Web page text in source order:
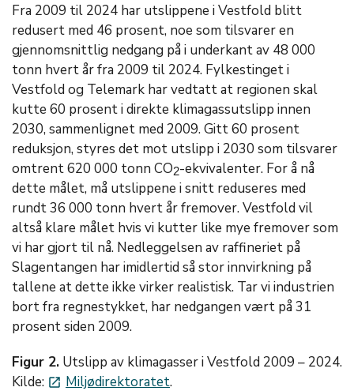
Fra 2009 til 2024 har utslippene i Vestfold blitt
redusert med 46 prosent, noe som tilsvarer en
gjennomsnittlig nedgang på i underkant av 48 000
tonn hvert år fra 2009 til 2024. Fylkestinget i
Vestfold og Telemark har vedtatt at regionen skal
kutte 60 prosent i direkte klimagassutslipp innen
2030, sammenlignet med 2009. Gitt 60 prosent
reduksjon, styres det mot utslipp i 2030 som tilsvarer
omtrent 620 000 tonn CO2-ekvivalenter. For å nå
dette målet, må utslippene i snitt reduseres med
rundt 36 000 tonn hvert år fremover. Vestfold vil
altså klare målet hvis vi kutter like mye fremover som
vi har gjort til nå. Nedleggelsen av raffineriet på
Slagentangen har imidlertid så stor innvirkning på
tallene at dette ikke virker realistisk. Tar vi industrien
bort fra regnestykket, har nedgangen vært på 31
prosent siden 2009.
Figur 2. Utslipp av klimagasser i Vestfold 2009 – 2024.
Kilde: launch Miljødirektoratet.